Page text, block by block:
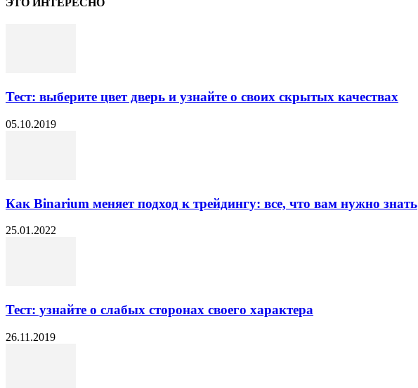
ЭТО ИНТЕРЕСНО
Тест: выберите цвет дверь и узнайте о своих скрытых качествах
05.10.2019
Как Binarium меняет подход к трейдингу: все, что вам нужно знать
25.01.2022
Тест: узнайте о слабых сторонах своего характера
26.11.2019